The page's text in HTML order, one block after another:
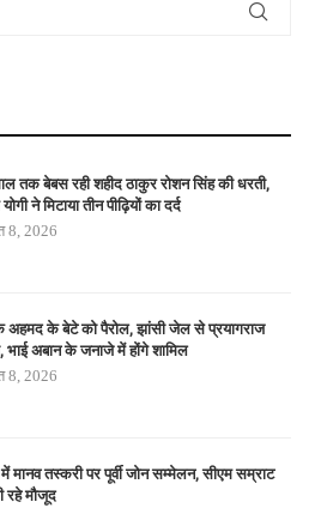
तक बेबस रही शहीद ठाकुर रोशन सिंह की धरती,
ने मिटाया तीन पीढ़ियों का दर्द
8, 2026
अहमद के बेटे को पैरोल, झांसी जेल से प्रयागराज
भाई अबान के जनाजे में होंगे शामिल
8, 2026
मानव तस्करी पर पूर्वी जोन सम्मेलन, सीएम सम्राट
रहे मौजूद